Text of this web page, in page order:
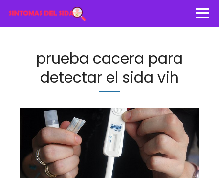
prueba cacera para
detectar el sida vih